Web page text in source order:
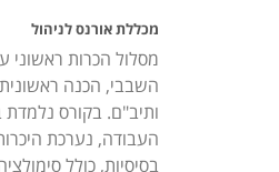
מכללת אורנס לניהול
מסלול הכרות ראשוני
השבבי, הכנה
ותיב"ם. בקורס נלמדת
העבודה, נערכת
בסיסיות, כולל